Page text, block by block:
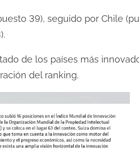
39), seguido por Chile
de los países más
del ranking.